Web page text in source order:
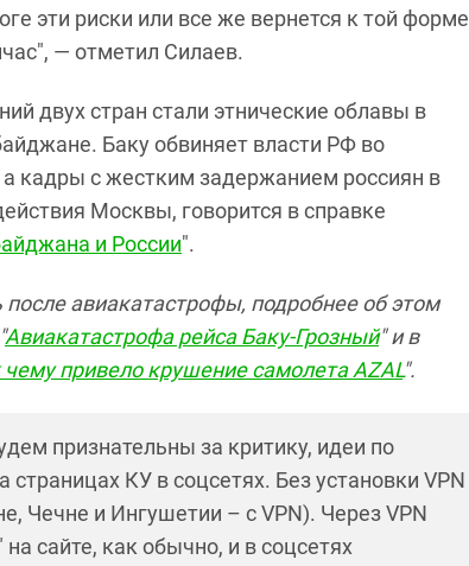
эти риски или все же вернется к той форме
— отметил Силаев.
двух стран стали этнические облавы в
Баку обвиняет власти РФ во
кадры с жестким задержанием россиян в
Москвы, говорится в справке
и России".
авиакатастрофы, подробнее об этом
Авиакатастрофа рейса Баку-Грозный" и в
привело крушение самолета АZAL".
признательны за критику, идеи по
КУ в соцсетях. Без установки VPN
Чечне и Ингушетии – с VPN). Через VPN
сайте, как обычно, и в соцсетях